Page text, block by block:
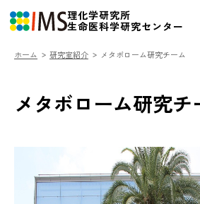
理化学研究所
生命医科学研究センター
研究室紹介
研究者向けデータベース
ホーム 研究室紹介 メタボローム研究チーム
メタボローム研究チ